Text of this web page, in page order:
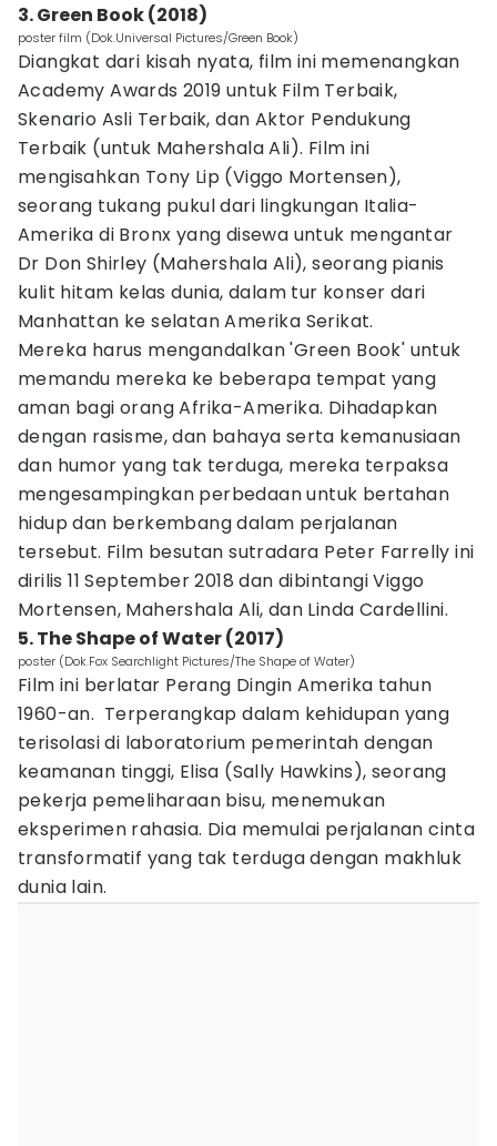
3. Green Book (2018)
poster film (Dok.Universal Pictures/Green Book)
Diangkat dari kisah nyata, film ini memenangkan
Academy Awards 2019 untuk Film Terbaik,
Skenario Asli Terbaik, dan Aktor Pendukung
Terbaik (untuk Mahershala Ali). Film ini
mengisahkan Tony Lip (Viggo Mortensen),
seorang tukang pukul dari lingkungan Italia-
Amerika di Bronx yang disewa untuk mengantar
Dr Don Shirley (Mahershala Ali), seorang pianis
kulit hitam kelas dunia, dalam tur konser dari
Manhattan ke selatan Amerika Serikat.
Mereka harus mengandalkan 'Green Book' untuk
memandu mereka ke beberapa tempat yang
aman bagi orang Afrika-Amerika. Dihadapkan
dengan rasisme, dan bahaya serta kemanusiaan
dan humor yang tak terduga, mereka terpaksa
mengesampingkan perbedaan untuk bertahan
hidup dan berkembang dalam perjalanan
tersebut. Film besutan sutradara Peter Farrelly ini
dirilis 11 September 2018 dan dibintangi Viggo
Mortensen, Mahershala Ali, dan Linda Cardellini.
5. The Shape of Water (2017)
poster (Dok.Fox Searchlight Pictures/The Shape of Water)
Film ini berlatar Perang Dingin Amerika tahun
1960-an. Terperangkap dalam kehidupan yang
terisolasi di laboratorium pemerintah dengan
keamanan tinggi, Elisa (Sally Hawkins), seorang
pekerja pemeliharaan bisu, menemukan
eksperimen rahasia. Dia memulai perjalanan cinta
transformatif yang tak terduga dengan makhluk
dunia lain.